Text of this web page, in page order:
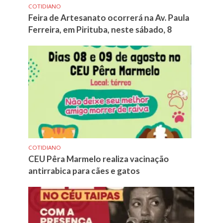
COTIDIANO
Feira de Artesanato ocorrerá na Av. Paula
Ferreira, em Pirituba, neste sábado, 8
COTIDIANO
CEU Pêra Marmelo realiza vacinação
antirrabica para cães e gatos